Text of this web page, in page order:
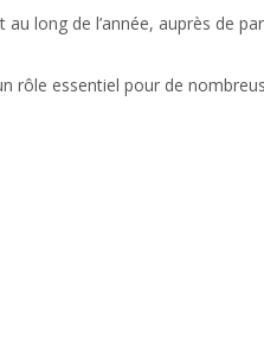
long de l’année, auprès de
rôle essentiel pour de